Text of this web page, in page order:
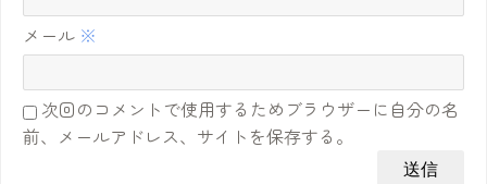
メール ※
次回のコメントで使用するためブラウザーに自分の名
前、メールアドレス、サイトを保存する。